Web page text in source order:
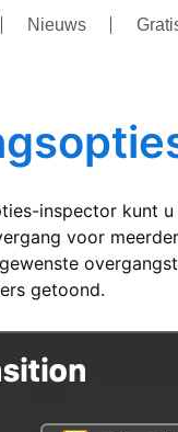
Nieuws
inspector kunt
voor
getoond.